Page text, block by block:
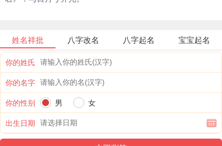
姓名祥批 八字改名 八字起名 宝宝起名
你的姓氏
你的名字
你的性别
男
女
出生日期